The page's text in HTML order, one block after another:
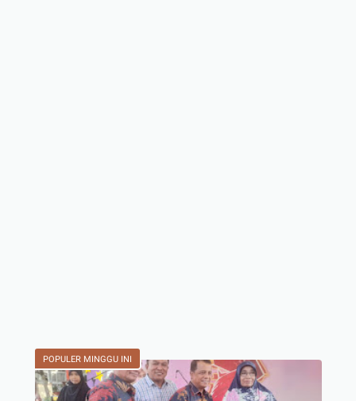
POPULER MINGGU INI